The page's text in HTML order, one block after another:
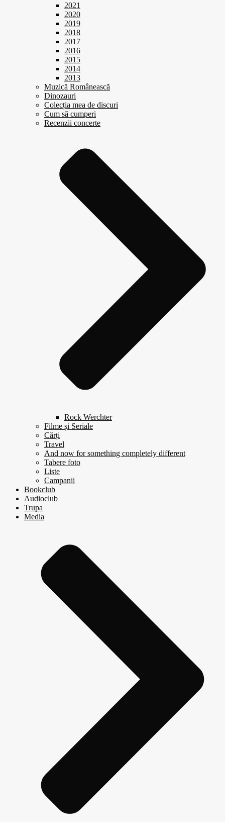
2021
2020
2019
2018
2017
2016
2015
2014
2013
Muzică Românească
Dinozauri
Colecția mea de discuri
Cum să cumperi
Recenzii concerte
Rock Werchter
Filme și Seriale
Cărți
Travel
And now for something completely different
Tabere foto
Liste
Campanii
Bookclub
Audioclub
Trupa
Media